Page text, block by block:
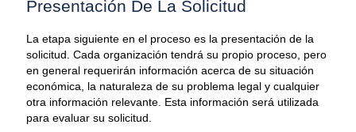
Presentación De La Solicitud
La etapa siguiente en el proceso es la presentación de la
solicitud. Cada organización tendrá su propio proceso, pero
en general requerirán información acerca de su situación
económica, la naturaleza de su problema legal y cualquier
otra información relevante. Esta información será utilizada
para evaluar su solicitud.